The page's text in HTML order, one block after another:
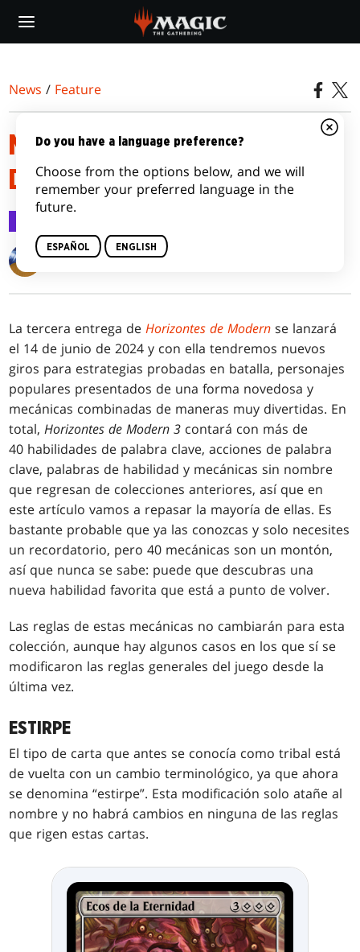
main
News / Feature
MECÁNICAS DE HORIZONTES
DE MODERN 3
Matt Tabak
La tercera entrega deHorizontes de Modern se lanzará
el 14 de junio de 2024 y con ella tendremos nuevos
giros para estrategias probadas en batalla, personajes
populares presentados de una forma novedosa y
mecánicas combinadas de maneras muy divertidas. En
total,Horizontes de Modern 3 contará con más de
40 habilidades de palabra clave, acciones de palabra
clave, palabras de habilidad y mecánicas sin nombre
que regresan de colecciones anteriores, así que en
este artículo vamos a repasar la mayoría de ellas. Es
bastante probable que ya las conozcas y solo necesites
un recordatorio, pero 40 mecánicas son un montón,
así que nunca se sabe: puede que descubras una
nueva habilidad favorita que está a punto de volver.
Las reglas de estas mecánicas no cambiarán para esta
colección, aunque hay algunos casos en los que sí se
modificaron las reglas generales del juego desde la
última vez.
ESTIRPE
El tipo de carta que antes se conocía como tribal está
de vuelta con un cambio terminológico, ya que ahora
se denomina “estirpe”. Esta modificación solo atañe al
nombre y no habrá cambios en ninguna de las reglas
que rigen estas cartas.
Do you have a language preference?
Choose from the options below, and we will
remember your preferred language in the
future.
ESPAÑOL ENGLISH